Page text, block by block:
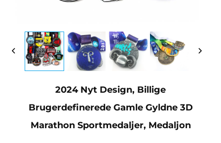
2024 Nyt Design, Billige
Brugerdefinerede Gamle Gyldne 3D
Marathon Sportmedaljer, Medaljon